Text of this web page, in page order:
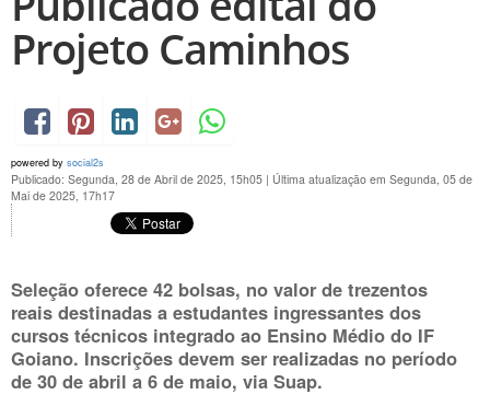
Projeto Caminhos
powered by social2s
Publicado: Segunda, 28 de Abril de 2025, 15h05 | Última atualização em Segunda, 05 de
Mai de 2025, 17h17
Seleção oferece 42 bolsas, no valor de trezentos
reais destinadas a estudantes ingressantes dos
cursos técnicos integrado ao Ensino Médio do IF
Goiano. Inscrições devem ser realizadas no período
de 30 de abril a 6 de maio, via Suap.